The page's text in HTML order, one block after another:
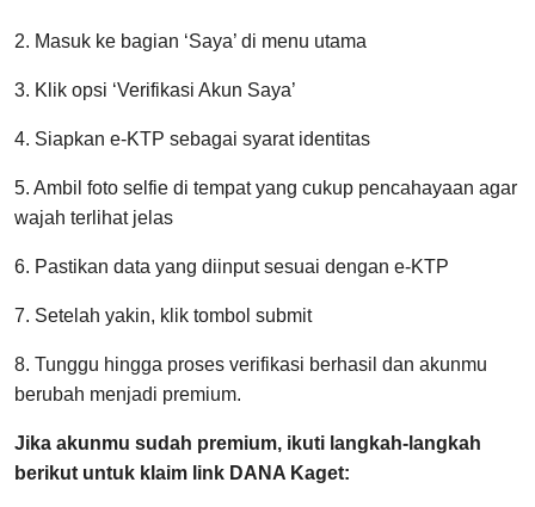
2. Masuk ke bagian ‘Saya’ di menu utama
3. Klik opsi ‘Verifikasi Akun Saya’
4. Siapkan e-KTP sebagai syarat identitas
5. Ambil foto selfie di tempat yang cukup pencahayaan agar
wajah terlihat jelas
6. Pastikan data yang diinput sesuai dengan e-KTP
7. Setelah yakin, klik tombol submit
8. Tunggu hingga proses verifikasi berhasil dan akunmu
berubah menjadi premium.
Jika akunmu sudah premium, ikuti langkah-langkah
berikut untuk klaim link DANA Kaget: